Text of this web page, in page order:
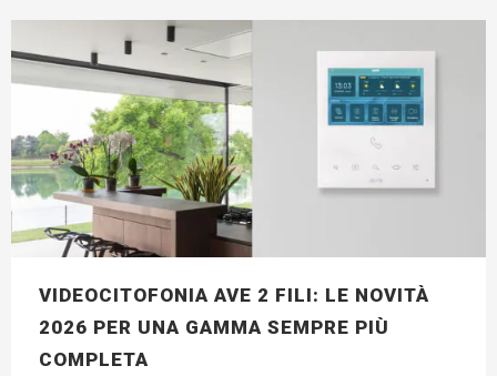
VIDEOCITOFONIA AVE 2 FILI: LE NOVITÀ
2026 PER UNA GAMMA SEMPRE PIÙ
COMPLETA